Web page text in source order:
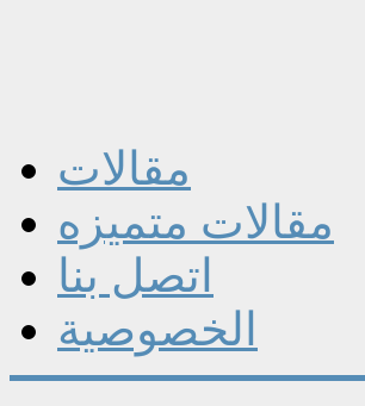
مقالات
مقالات متميزه
اتصل بنا
الخصوصية